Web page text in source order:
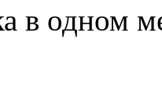
в одном